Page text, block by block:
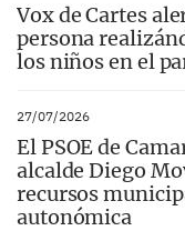
Vox de Cartes
persona
los niños en el
27/07/2026
El PSOE de
alcalde Diego
recursos
autonómica